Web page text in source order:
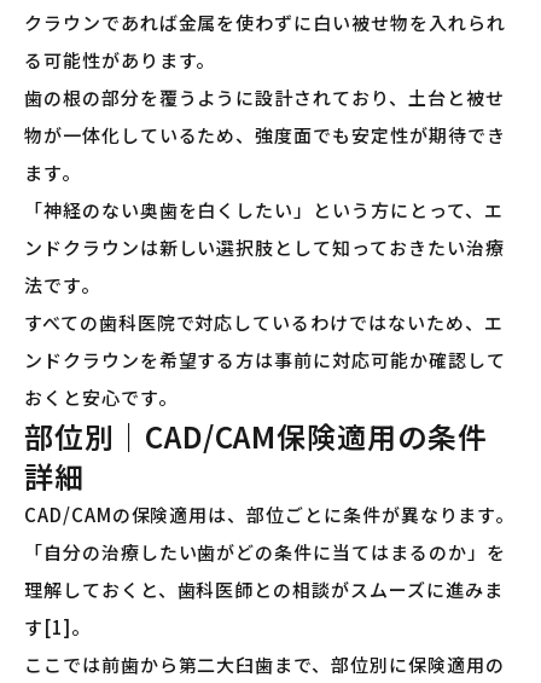
クラウンであれば金属を使わずに白い被せ物を入れられ
る可能性があります。
歯の根の部分を覆うように設計されており、土台と被せ
物が一体化しているため、強度面でも安定性が期待でき
ます。
「神経のない奥歯を白くしたい」という方にとって、エ
ンドクラウンは新しい選択肢として知っておきたい治療
法です。
すべての歯科医院で対応しているわけではないため、エ
ンドクラウンを希望する方は事前に対応可能か確認して
おくと安心です。
部位別｜CAD/CAM保険適用の条件
詳細
CAD/CAMの保険適用は、部位ごとに条件が異なります。
「自分の治療したい歯がどの条件に当てはまるのか」を
理解しておくと、歯科医師との相談がスムーズに進みま
す[1]。
ここでは前歯から第二大臼歯まで、部位別に保険適用の